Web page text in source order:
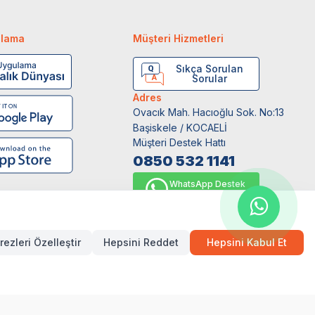
Müşteri Hizmetleri
Sıkça Sorulan
Sorular
Adres
Ovacık Mah. Hacıoğlu Sok. No:13
Başiskele / KOCAELİ
Müşteri Destek Hattı
0850 532 1141
WhatsApp Destek
0554 871 66 20
Özelleştir Hepsini Reddet Hepsini Kabul Et